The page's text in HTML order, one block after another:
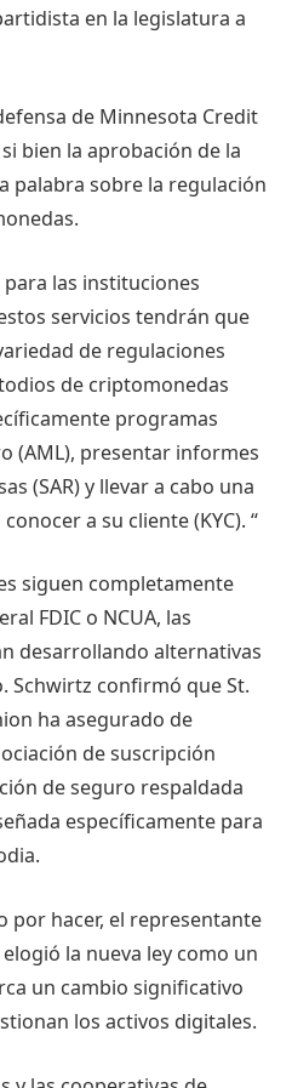
en la legislatura a
de Minnesota Credit
bien la aprobación de la
palabra sobre la regulación
las instituciones
servicios tendrán que
de regulaciones
de criptomonedas
programas
(AML), presentar informes
(SAR) y llevar a cabo una
a su cliente (KYC). “
siguen completamente
FDIC o NCUA, las
desarrollando alternativas
Schwirtz confirmó que St.
ha asegurado de
de suscripción
de seguro respaldada
específicamente para
por hacer, el representante
elogió la nueva ley como un
un cambio significativo
los activos digitales.